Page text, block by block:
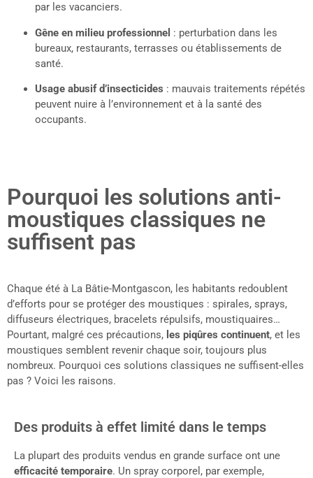
par les vacanciers.
Gêne en milieu professionnel : perturbation dans les
bureaux, restaurants, terrasses ou établissements de
santé.
Usage abusif d’insecticides : mauvais traitements répétés
peuvent nuire à l’environnement et à la santé des
occupants.
Pourquoi les solutions anti-
moustiques classiques ne
suffisent pas
Chaque été à La Bâtie-Montgascon, les habitants redoublent
d’efforts pour se protéger des moustiques : spirales, sprays,
diffuseurs électriques, bracelets répulsifs, moustiquaires…
Pourtant, malgré ces précautions, les piqûres continuent, et les
moustiques semblent revenir chaque soir, toujours plus
nombreux. Pourquoi ces solutions classiques ne suffisent-elles
pas ? Voici les raisons.
Des produits à effet limité dans le temps
La plupart des produits vendus en grande surface ont une
efficacité temporaire. Un spray corporel, par exemple,